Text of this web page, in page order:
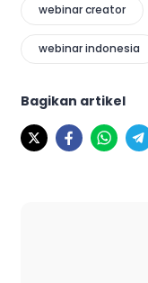
webinar creator
webinar indonesia
Bagikan artikel